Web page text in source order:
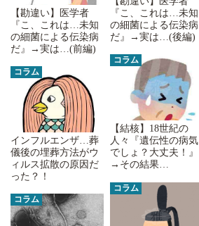
『こ、これは…未知
の細菌による伝染病
だ』→実は…(後編)
【勘違い】医学者
『こ、これは…未知
の細菌による伝染病
だ』→実は…(前編)
コラム
【結核】18世紀の
人々『遺伝性の病気
でしょ？大丈夫！』
→その結果…
コラム
インフルエンザ…葬
儀後の埋葬方法がウ
ィルス拡散の原因だ
った？！
コラム
コラム